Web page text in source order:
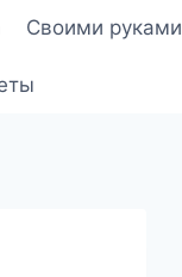
Своими руками